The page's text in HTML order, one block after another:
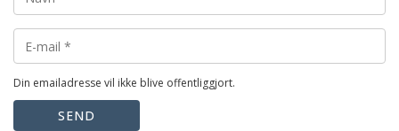
Din emailadresse vil ikke blive offentliggjort.
SEND